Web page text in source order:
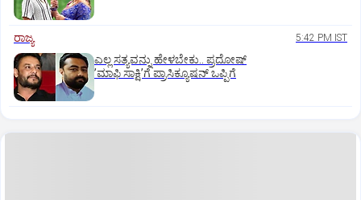
ರಾಜ್ಯ 5:42 PM IST
ಎಲ್ಲ ಸತ್ಯವನ್ನು ಹೇಳಬೇಕು.. ಪ್ರದೋಷ್‌
ʼಮಾಫಿ ಸಾಕ್ಷಿʼಗೆ ಪ್ರಾಸಿಕ್ಯೂಷನ್ ಒಪ್ಪಿಗೆ